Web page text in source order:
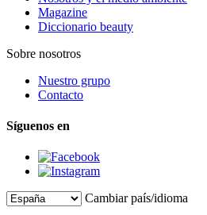
Magazine
Diccionario beauty
Sobre nosotros
Nuestro grupo
Contacto
Síguenos en
Cambiar país/idioma